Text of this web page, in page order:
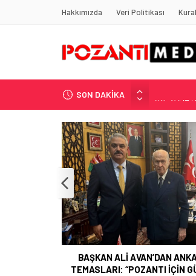
Hakkımızda Veri Politikası
SON DAKİKA
Yılmaz
Gaziantep,
Harun
CHP POZANTI İLÇE BAŞKANI
GÜRBÜZ OLDU